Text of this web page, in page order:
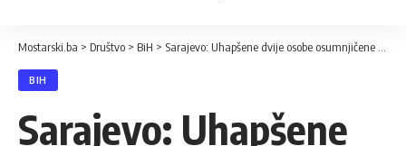
Mostarski.ba > Društvo > BiH > Sarajevo: Uhapšene dvije osobe osumnjičene za slanje lažnih dojava o postavljenoj bombi
BIH
Sarajevo: Uhapšene